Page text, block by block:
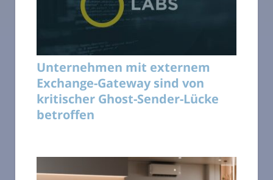
Unternehmen mit externem
Exchange-Gateway sind von
kritischer Ghost-Sender-Lücke
betroffen